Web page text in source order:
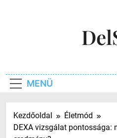
MENÜ
Kezdőoldal
Életmód
DEXA vizsgálat pontossága: